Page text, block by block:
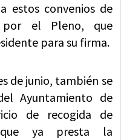
estos convenios de
por el Pleno, que
para su firma.
de junio, también se
Ayuntamiento de
de recogida de
que ya presta la